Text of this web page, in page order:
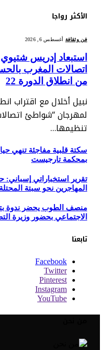
الأكثر رواجا
فن وثقافة أغسطس 6, 2026
استبعاد إدريس
اتصالات المغرب
من انطلاق الدورة 22
نبيل أخلال مع اقتراب
لمهرجان “شواطئ
تنظيمها…
سكتة قلبية مفاجئة تنهي
بمحكمة تارجيست
تقرير استخباراتي
المهاجرين نحو سبتة المحتلة
منصف الطوب يحضر ندوة
الاجتماعي بحضور وزيرة
تابعنا
Facebook
Twitter
Pinterest
Instagram
YouTube